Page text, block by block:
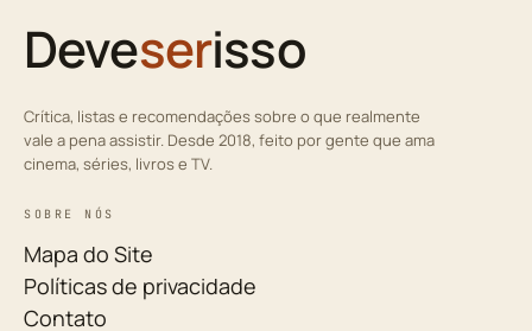
Deveserisso
Crítica, listas e recomendações sobre o que realmente
vale a pena assistir. Desde 2018, feito por gente que ama
cinema, séries, livros e TV.
SOBRE NÓS
Mapa do Site
Políticas de privacidade
Contato